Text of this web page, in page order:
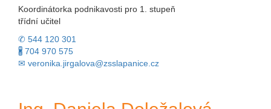
Koordinátorka podnikavosti pro 1. stupeň
třídní učitel
✆ 544 120 301
🖁 704 970 575
✉ veronika.jirgalova@zsslapanice.cz